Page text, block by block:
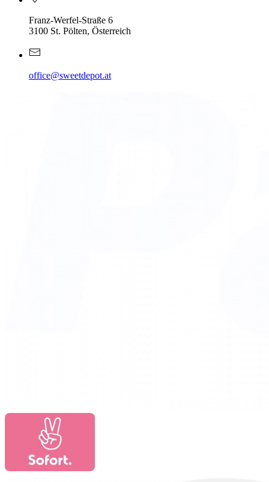
Franz-Werfel-Straße 6
3100 St. Pölten, Österreich
office@sweetdepot.at